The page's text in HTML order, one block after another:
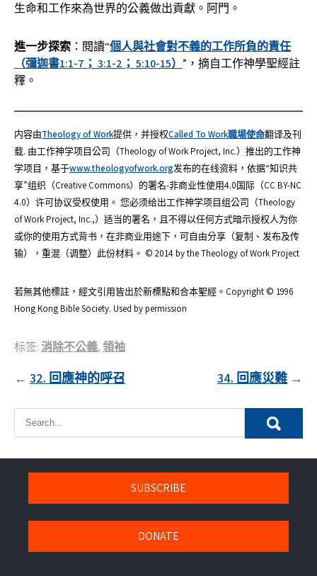
生命和工作來為世界的公義做出貢獻。阿門。
進一步探索 ：閱讀“個人與社會對不義的工作所負的責任
（彌迦書1:1-7； 3:1-2； 5:10-15） ”，摘自工作神學聖經註
釋。
内容由Theology of Work提供，并授权Called To Work職場使命翻译及刊
载. 由工作神学项目公司（Theology of Work Project, Inc.）推出的工作神
学项目，基于www.theologyofwork.org发布的在线资料，依据“知识共
享”组织（Creative Commons）的署名-非商业性使用4.0国际（CC BY-NC
4.0）许可协议受权使用。 您必须给出工作神学项目组公司（Theology
of Work Project, Inc.,）适当的署名，且不得以任何方式暗示授权人为你
或你的使用方式背书，在非商业用途下，可自由分享（复制、发布及传
输），重混（调整）此份材料。 © 2014 by the Theology of Work Project
若無其他標註，經文引用皆出於新標點和合本聖經。Copyright © 1996
Hong Kong Bible Society. Used by permission
标签:消除不公義,領袖
文
章
導
覽
32. 回應神的呼召 34. 回應災難
SUBSCRIBE
DONATE